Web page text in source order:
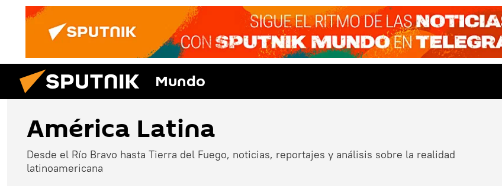
Mundo
América Latina
Desde el Río Bravo hasta Tierra del Fuego, noticias, reportajes y análisis sobre la realidad
latinoamericana